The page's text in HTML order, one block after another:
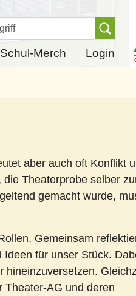
Schul-Merch Login
aber auch oft Konflikt
Theaterprobe selber
gemacht wurde,
Gemeinsam
für unser Stück.
hineinzuversetzen.
Theater-AG und deren